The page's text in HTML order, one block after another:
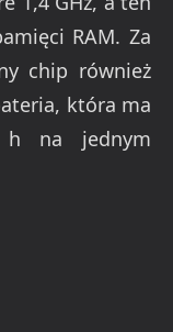
RAM. Za
chip również
która ma
na jednym